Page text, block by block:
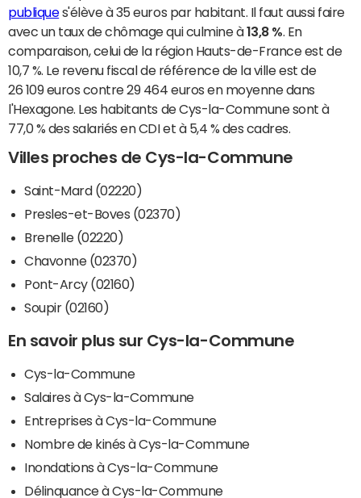
publiques'élève à 35 euros par habitant. Il faut aussi faire
avec un taux de chômage qui culmine à13,8 % . En
comparaison, celui de la région Hauts-de-France est de
10,7 %. Le revenu fiscal de référence de la ville est de
26 109 euros contre 29 464 euros en moyenne dans
l'Hexagone. Les habitants de Cys-la-Commune sont à
77,0 % des salariés en CDI et à 5,4 % des cadres.
Villes proches de Cys-la-Commune
Saint-Mard (02220)
Presles-et-Boves (02370)
Brenelle (02220)
Chavonne (02370)
Pont-Arcy (02160)
Soupir (02160)
En savoir plus sur Cys-la-Commune
Cys-la-Commune
Salaires à Cys-la-Commune
Entreprises à Cys-la-Commune
Nombre de kinés à Cys-la-Commune
Inondations à Cys-la-Commune
Délinquance à Cys-la-Commune